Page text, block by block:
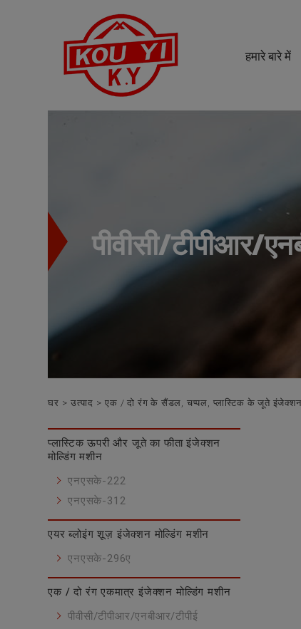
हमारे बारे में
पीवीसी/टीपीआर/
घर उत्पाद एक / दो रंग के सैंडल, चप्पल, प्लास्टिक के जूते इंजेक्शन
प्लास्टिक ऊपरी और जूते का फीता इंजेक्शन
मोल्डिंग मशीन
एनएसके-222
एनएसके-312
एयर ब्लोइंग शूज़ इंजेक्शन मोल्डिंग मशीन
एनएसके-296ए
एक / दो रंग एकमात्र इंजेक्शन मोल्डिंग मशीन
पीवीसी/टीपीआर/एनबीआर/टीपीई
Cookies management panel